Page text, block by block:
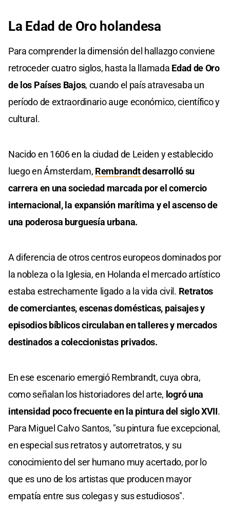
La Edad de Oro holandesa
Para comprender la dimensión del hallazgo conviene
retroceder cuatro siglos, hasta la llamada Edad de Oro
de los Países Bajos, cuando el país atravesaba un
período de extraordinario auge económico, científico y
cultural.
Nacido en 1606 en la ciudad de Leiden y establecido
luego en Ámsterdam, Rembrandtdesarrolló su
carrera en una sociedad marcada por el comercio
internacional, la expansión marítima y el ascenso de
una poderosa burguesía urbana.
A diferencia de otros centros europeos dominados por
la nobleza o la Iglesia, en Holanda el mercado artístico
estaba estrechamente ligado a la vida civil. Retratos
de comerciantes, escenas domésticas, paisajes y
episodios bíblicos circulaban en talleres y mercados
destinados a coleccionistas privados.
En ese escenario emergió Rembrandt, cuya obra,
como señalan los historiadores del arte, logró una
intensidad poco frecuente en la pintura del siglo XVII.
Para Miguel Calvo Santos, "su pintura fue excepcional,
en especial sus retratos y autorretratos, y su
conocimiento del ser humano muy acertado, por lo
que es uno de los artistas que producen mayor
empatía entre sus colegas y sus estudiosos".